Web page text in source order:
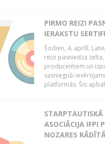
PIRMO REIZI
IERAKSTU
Šodien, 4. aprīlī,
reizi pasniedza
producentiem un
sasnieguši
platformās. Šis
STARPTAUTISKĀ
ASOCIĀCIJA IFPI
NOZARES